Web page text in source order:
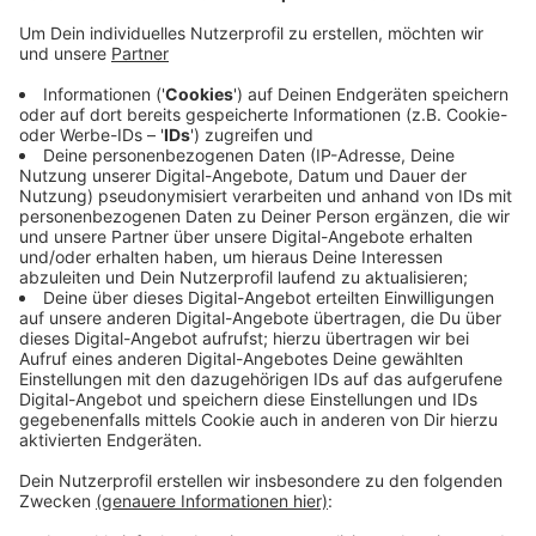
Mittlerweile ist klar, was passiert ist. Der 15-Jährige
war auf einem Roller auf der Kreisstraße 16 unterwegs
und wollte nach links auf einen Wirtschaftsweg
abbiegen. Hinter ihm fuhr eine Frau aus Dülmen im
Auto. Sie wollte den Rollerfahrer überholen, und beim
Überholen ist sie mit ihm zusammengestoßen. Der 15-
Jährige stürzte schwer. Ein Rettungshubschrauber
brachte ihn ins Krankenhaus. Hier ist er kurze Zeit
später gestorben. Die Autofahrerin wurde leicht
verletzt. Die Polizei ermittelt jetzt weitere Details.
Anzeige